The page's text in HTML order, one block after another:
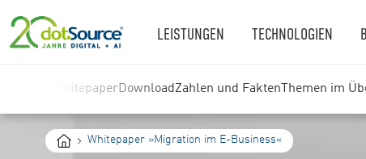
LEISTUNGEN TECHNOLOGIEN
are
Whitepaper »Migration im E-Business«
WhitepaperDownloadZahlen und Fakten Themen im